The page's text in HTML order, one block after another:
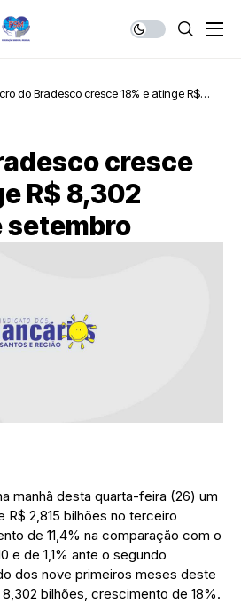
do Bradesco cresce 18% e atinge R$
cresce
R$ 8,302
setembro
manhã desta quarta-feira (26) um
R$ 2,815 bilhões no terceiro
de 11,4% na comparação com o
e de 1,1% ante o segundo
dos nove primeiros meses deste
bilhões, crescimento de 18%.